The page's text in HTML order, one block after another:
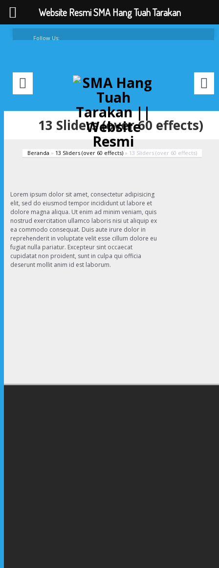
Follow Us:
13 Sliders (over 60 effects)
Beranda » 13 Sliders (over 60 effects) » 13 Sliders (over 60 effects)
Lorem ipsum dolor sit amet, consectetur adipisicing
elit, sed do eiusmod tempor incididunt ut labore et
dolore magna aliqua. Ut enim ad minim veniam, quis
nostrud exercitation ullamco laboris nisi ut aliquip ex
ea commodo consequat. Duis aute irure dolor in
reprehenderit in voluptate velit esse cillum dolore eu
fugiat nulla pariatur. Excepteur sint occaecat
cupidatat non proident, sunt in culpa qui officia
deserunt mollit anim id est laborum.
Website Resmi SMA Hang Tuah Tarakan